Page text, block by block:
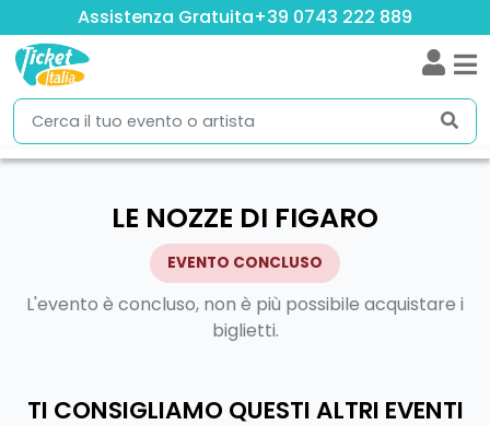
Assistenza Gratuita+39 0743 222 889
LE NOZZE DI FIGARO
EVENTO CONCLUSO
L'evento è concluso, non è più possibile acquistare i
biglietti.
TI CONSIGLIAMO QUESTI ALTRI EVENTI